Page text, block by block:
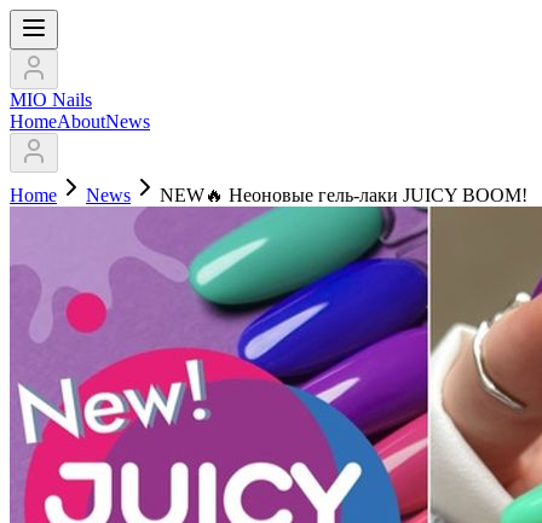
MIO Nails
HomeAboutNews
Home News NEW🔥 Неоновые гель-лаки JUICY BOOM!